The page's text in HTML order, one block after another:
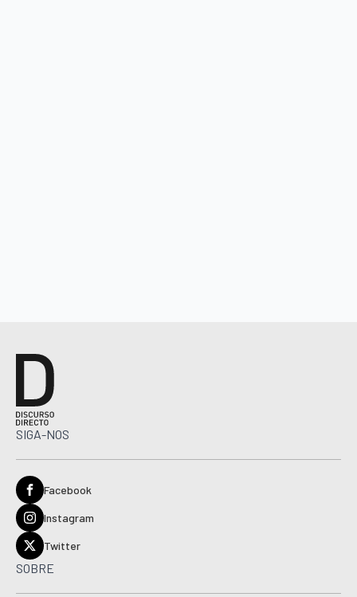
SIGA-NOS
Facebook
Instagram
Twitter
SOBRE